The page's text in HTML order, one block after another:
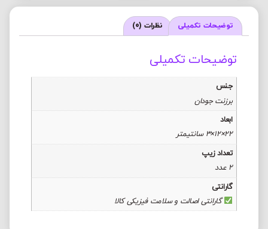
توضیحات تکمیلی نظرات (0)
توضیحات تکمیلی
جنس
برزنت جودان
ابعاد
22×12×3 سانتیمتر
تعداد زیپ
2 عدد
گارانتی
گارانتی اصالت و سلامت فیزیکی کالا